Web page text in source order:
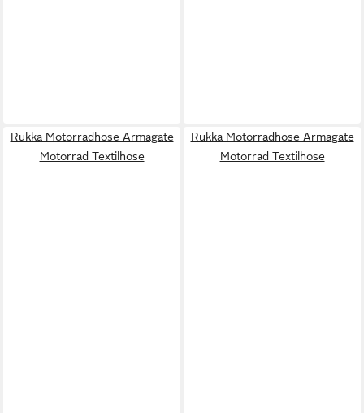
Rukka Motorradhose Armagate
Motorrad Textilhose
Rukka Motorradhose Armagate
Motorrad Textilhose